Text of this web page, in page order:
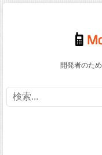
開発者のた